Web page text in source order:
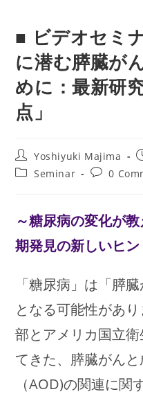
■ ビデオセミ
に潜む膵臓が
めに：最新研
点」
Post
author:
Yoshiyuki Majima
PostSeminar
Post0
～糖尿病の変化が
期発見の新しいヒン
「糖尿病」は「膵
となる可能性があ
部とアメリカ国立
てきた、膵臓がん
（AOD)の関連に関